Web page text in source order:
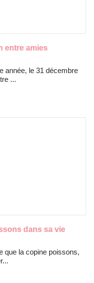
entre amies
année, le 31 décembre
...
dans sa vie
que la copine poissons,